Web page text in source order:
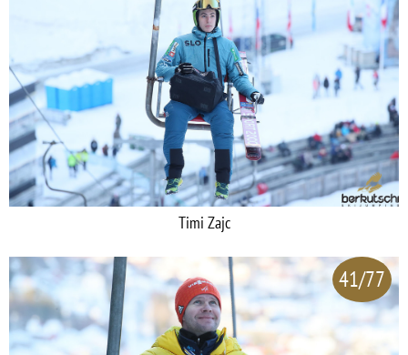
Timi Zajc
41/77